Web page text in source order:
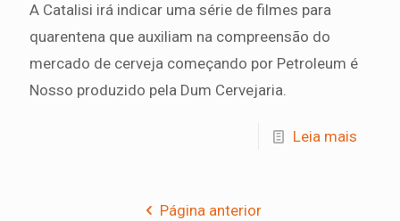
A Catalisi irá indicar uma série de filmes para
quarentena que auxiliam na compreensão do
mercado de cerveja começando por Petroleum é
Nosso produzido pela Dum Cervejaria.
Leia mais
Página anterior